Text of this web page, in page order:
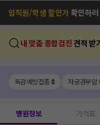
임직원/학생 할인가확인하
내 맞춤 종합검진 견적 받
독감예방접종 8 자궁경부암
병원정보 가격표